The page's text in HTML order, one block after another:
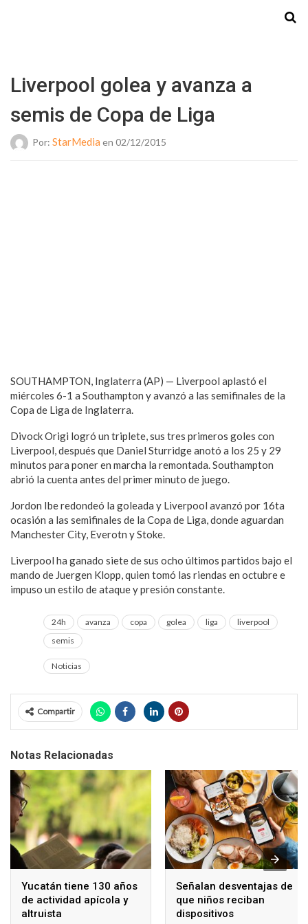
Liverpool golea y avanza a
semis de Copa de Liga
Por: StarMedia en 02/12/2015
SOUTHAMPTON, Inglaterra (AP) — Liverpool aplastó el
miércoles 6-1 a Southampton y avanzó a las semifinales de la
Copa de Liga de Inglaterra.
Divock Origi logró un triplete, sus tres primeros goles con
Liverpool, después que Daniel Sturridge anotó a los 25 y 29
minutos para poner en marcha la remontada. Southampton
abrió la cuenta antes del primer minuto de juego.
Jordon Ibe redondeó la goleada y Liverpool avanzó por 16ta
ocasión a las semifinales de la Copa de Liga, donde aguardan
Manchester City, Everotn y Stoke.
Liverpool ha ganado siete de sus ocho últimos partidos bajo el
mando de Juergen Klopp, quien tomó las riendas en octubre e
impuso un estilo de ataque y presión constante.
24h avanza copa golea liga
liverpool
semis
Noticias
Compartir
Notas Relacionadas
Yucatán tiene 130 años
de actividad apícola y
altruista
Señalan desventajas de
que niños reciban
dispositivos